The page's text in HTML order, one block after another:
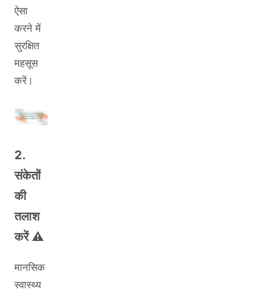
ऐसा
करने में
सुरक्षित
महसूस
करें।
2.
संकेतों
की
तलाश
करें ⚠️
मानसिक
स्वास्थ्य